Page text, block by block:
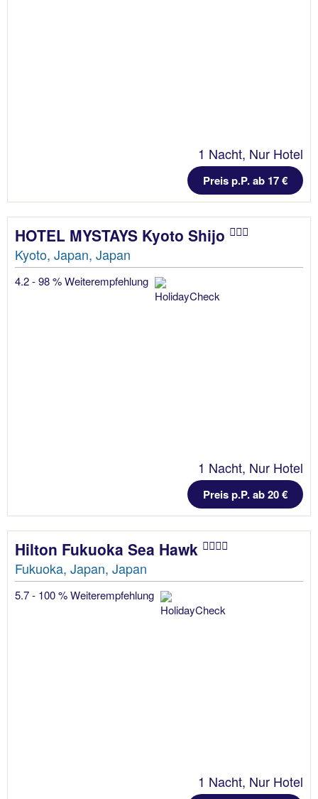
1 Nacht, Nur Hotel
Preis p.P. ab 17 €
HOTEL MYSTAYS Kyoto Shijo
Kyoto, Japan, Japan
4.2 - 98 % Weiterempfehlung
1 Nacht, Nur Hotel
Preis p.P. ab 20 €
Hilton Fukuoka Sea Hawk
Fukuoka, Japan, Japan
5.7 - 100 % Weiterempfehlung
1 Nacht, Nur Hotel